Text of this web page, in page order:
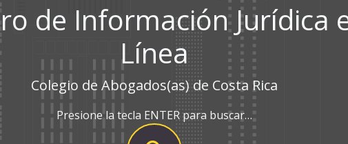
de Información Jurídica
Línea
Colegio de Abogados(as) de Costa Rica
Presione la tecla ENTER para buscar…